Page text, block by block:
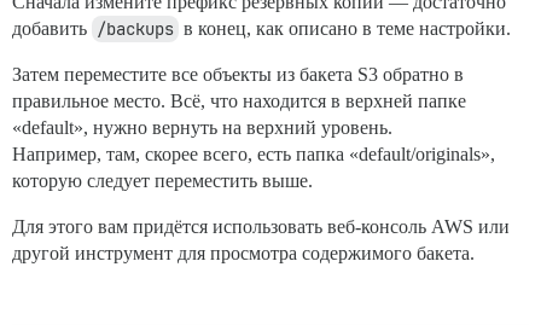
добавить /backups в конец, как описано в теме настройки.
Затем переместите все объекты из бакета S3 обратно в
правильное место. Всё, что находится в верхней папке
«default», нужно вернуть на верхний уровень.
Например, там, скорее всего, есть папка «default/originals»,
которую следует переместить выше.
Для этого вам придётся использовать веб-консоль AWS или
другой инструмент для просмотра содержимого бакета.